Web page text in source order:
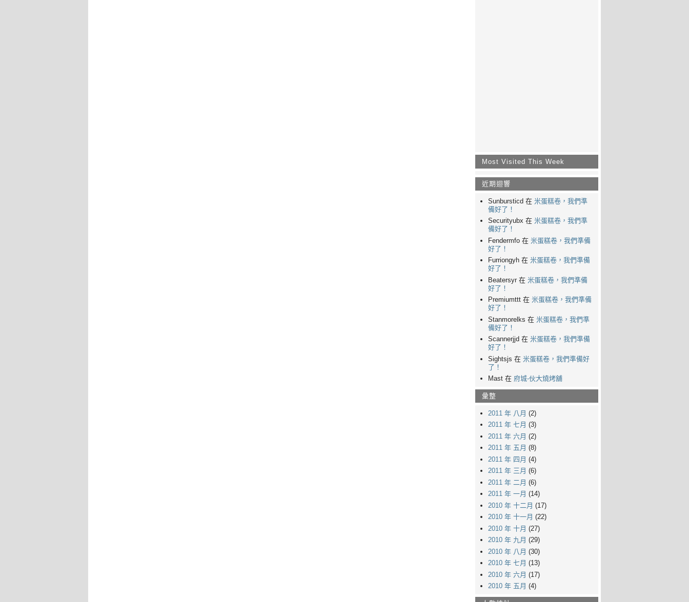
Most Visited This Week
近期迴響
Sunbursticd 在 米蛋糕卷，我們準
備好了！
Securityubx 在 米蛋糕卷，我們準
備好了！
Fendermfo 在 米蛋糕卷，我們準備
好了！
Furriongyh 在 米蛋糕卷，我們準備
好了！
Beatersyr 在 米蛋糕卷，我們準備
好了！
Premiumttt 在 米蛋糕卷，我們準備
好了！
Stanmorelks 在 米蛋糕卷，我們準
備好了！
Scannerjjd 在 米蛋糕卷，我們準備
好了！
Sightsjs 在 米蛋糕卷，我們準備好
了！
Mast 在 府城-伙大燒烤舖
彙整
2011 年 八月 (2)
2011 年 七月 (3)
2011 年 六月 (2)
2011 年 五月 (8)
2011 年 四月 (4)
2011 年 三月 (6)
2011 年 二月 (6)
2011 年 一月 (14)
2010 年 十二月 (17)
2010 年 十一月 (22)
2010 年 十月 (27)
2010 年 九月 (29)
2010 年 八月 (30)
2010 年 七月 (13)
2010 年 六月 (17)
2010 年 五月 (4)